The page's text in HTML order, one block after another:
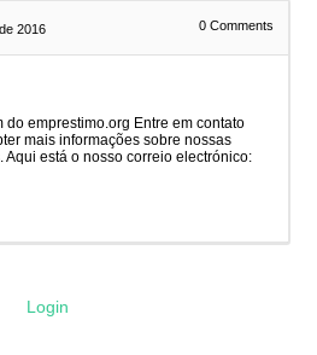
2016 0Comments
do emprestimo.org Entre em contato
mais informações sobre nossas
Aqui está o nosso correio electrónico:
Login